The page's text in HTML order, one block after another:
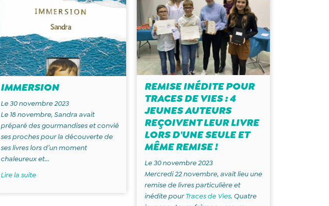
IMMERSION
Le 30 novembre 2023
Le 18 novembre, Sandra avait
préparé des gourmandises et convié
ses proches pour la découverte de
ses livres lors d’un moment
chaleureux et...
Lire la suite
REMISE INÉDITE POUR
TRACES DE VIES : 4
JEUNES AUTEURS
REÇOIVENT LEUR LIVRE
LORS D'UNE SEULE ET
MÊME REMISE !
Le 30 novembre 2023
Mercredi 22 novembre, avait lieu une
remise de livres particulière et
inédite pourTraces de Vies. Quatre